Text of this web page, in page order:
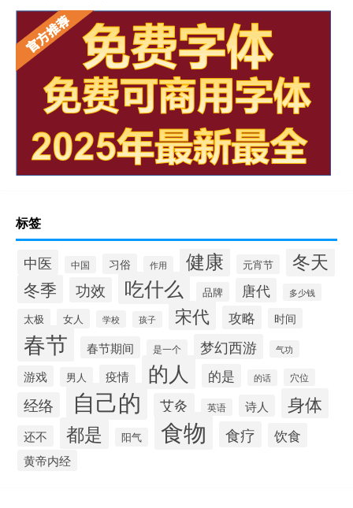
标签
中医 中国 习俗 作用 健康 元宵节 冬天
冬季 功效 吃什么 品牌 唐代 多少钱
太极 女人 学校 孩子 宋代 攻略 时间
春节 春节期间 是一个 梦幻西游 气功
游戏 男人 疫情 的人 的是 的话 穴位
经络 自己的 艾灸 英语 诗人 身体
还不 都是 阳气 食物 食疗 饮食
黄帝内经